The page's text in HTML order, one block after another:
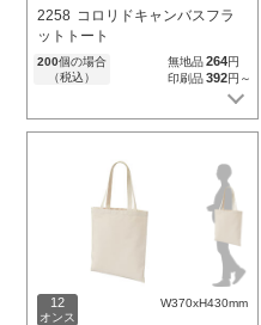
2258 コロリドキャンバスフラ
ットトート
200個の場合
（税込）
無地品264円
印刷品392円～
12
オンス
W370xH430mm